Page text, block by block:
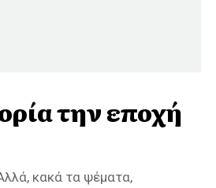
την εποχή
κακά τα ψέματα,